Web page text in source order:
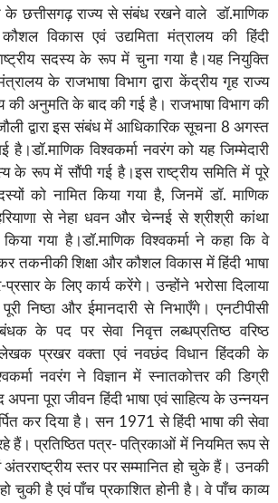
के छत्तीसगढ़ राज्य से संबंध रखने वाले डॉ.माणिक
विकास एवं उद्यमिता मंत्रालय की हिंदी
सदस्य के रूप में चुना गया है।यह नियुक्ति
के राजभाषा विभाग द्वारा केंद्रीय गृह राज्य
की अनुमति के बाद की गई है। राजभाषा विभाग की
द्वारा इस संबंध में आधिकारिक सूचना 8 अगस्त
विश्वकर्मा नवरंग को यह जिम्मेदारी
के रूप में सौंपी गई है।इस राष्ट्रीय समिति में पूरे
को नामित किया गया है, जिनमें डॉ. माणिक
से नेहा धवन और चेन्नई से श्रीश्री कांथा
गया है।डॉ.माणिक विश्वकर्मा ने कहा कि वे
तकनीकी शिक्षा और कौशल विकास में हिंदी भाषा
के लिए कार्य करेंगे। उन्होंने भरोसा दिलाया
निष्ठा और ईमानदारी से निभाएँगे। एनटीपीसी
के पद पर सेवा निवृत्त लब्धप्रतिष्ठ वरिष्ठ
लेखक प्रखर वक्ता एवं नवछंद विधान हिंदकी के
नवरंग ने विज्ञान में स्नातकोत्तर की डिग्री
पूरा जीवन हिंदी भाषा एवं साहित्य के उन्नयन
कर दिया है। सन 1971 से हिंदी भाषा की सेवा
हैं। प्रतिष्ठित पत्र- पत्रिकाओं में नियमित रूप से
अंतरराष्ट्रीय स्तर पर सम्मानित हो चुके हैं। उनकी
चुकी है एवं पाँच प्रकाशित होनी है। वे पाँच काव्य